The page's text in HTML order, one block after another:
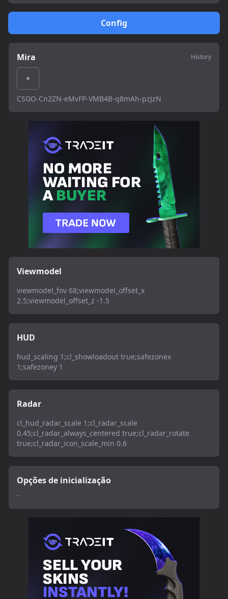
Config
Mira History
CSGO-Cn2ZN-eMvFP-VMB4B-q8mAh-pzJzN
Viewmodel
viewmodel_fov 68;viewmodel_offset_x
2.5;viewmodel_offset_z -1.5
HUD
hud_scaling 1;cl_showloadout true;safezonex
1;safezoney 1
Radar
cl_hud_radar_scale 1;cl_radar_scale
0.45;cl_radar_always_centered true;cl_radar_rotate
true;cl_radar_icon_scale_min 0.6
Opções de inicialização
-